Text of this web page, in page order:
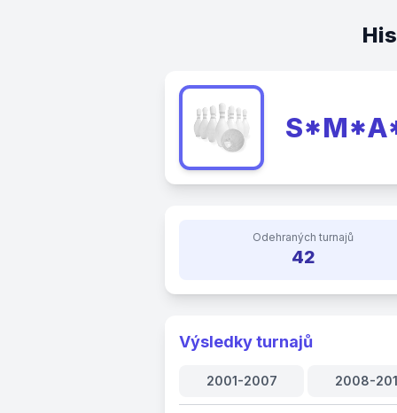
Odehraných turnajů
42
Výsledky turnajů
2001-2007 2008-